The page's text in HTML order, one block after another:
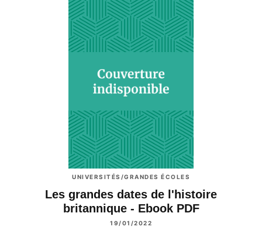
UNIVERSITÉS/GRANDES ÉCOLES
Les grandes dates de l'histoire
britannique - Ebook PDF
19/01/2022